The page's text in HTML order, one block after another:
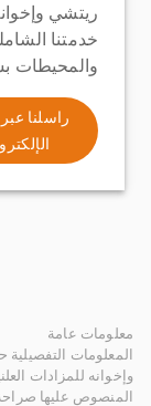
ريتشي
خدمتنا
والمحيطات
راسلنا عبر
معلومات عامة
المعلومات
وإخوانه للمزادات
المنصوص عليها